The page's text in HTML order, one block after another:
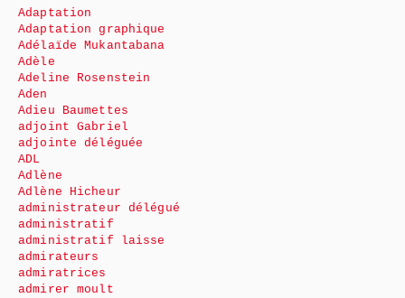
Adaptation
Adaptation graphique
Adélaïde Mukantabana
Adèle
Adeline Rosenstein
Aden
Adieu Baumettes
adjoint Gabriel
adjointe déléguée
ADL
Adlène
Adlène Hicheur
administrateur délégué
administratif
administratif laisse
admirateurs
admiratrices
admirer moult